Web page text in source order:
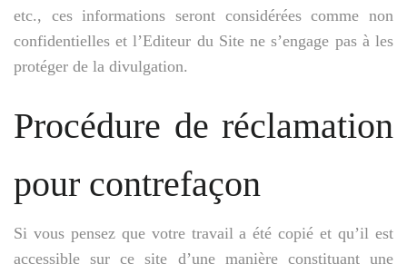
etc., ces informations seront considérées comme non
confidentielles et l’Editeur du Site ne s’engage pas à les
protéger de la divulgation.
Procédure de réclamation
pour contrefaçon
Si vous pensez que votre travail a été copié et qu’il est
accessible sur ce site d’une manière constituant une